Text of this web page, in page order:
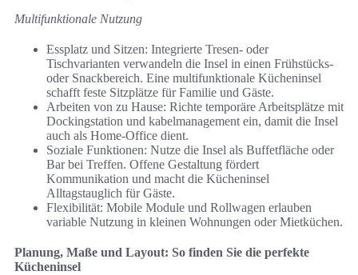
Multifunktionale Nutzung
Essplatz und Sitzen: Integrierte Tresen- oder
Tischvarianten verwandeln die Insel in einen Frühstücks-
oder Snackbereich. Eine multifunktionale Kücheninsel
schafft feste Sitzplätze für Familie und Gäste.
Arbeiten von zu Hause: Richte temporäre Arbeitsplätze mit
Dockingstation und kabelmanagement ein, damit die Insel
auch als Home-Office dient.
Soziale Funktionen: Nutze die Insel als Buffetfläche oder
Bar bei Treffen. Offene Gestaltung fördert
Kommunikation und macht die Kücheninsel
Alltagstauglich für Gäste.
Flexibilität: Mobile Module und Rollwagen erlauben
variable Nutzung in kleinen Wohnungen oder Mietküchen.
Planung, Maße und Layout: So finden Sie die perfekte
Kücheninsel